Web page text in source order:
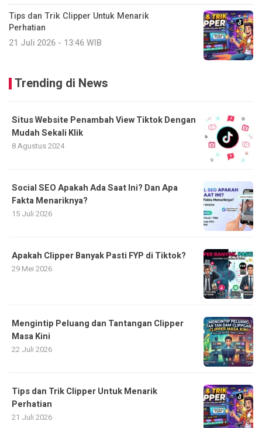
Tips dan Trik Clipper Untuk Menarik
Perhatian
21 Juli 2026 - 13:46 WIB
Trending di News
Situs Website Penambah View Tiktok Dengan
Mudah Sekali Klik
8 Agustus 2024
Social SEO Apakah Ada Saat Ini? Dan Apa
Fakta Menariknya?
15 Juli 2026
Apakah Clipper Banyak Pasti FYP di Tiktok?
29 Mei 2026
Mengintip Peluang dan Tantangan Clipper
Masa Kini
22 Juli 2026
Tips dan Trik Clipper Untuk Menarik
Perhatian
21 Juli 2026